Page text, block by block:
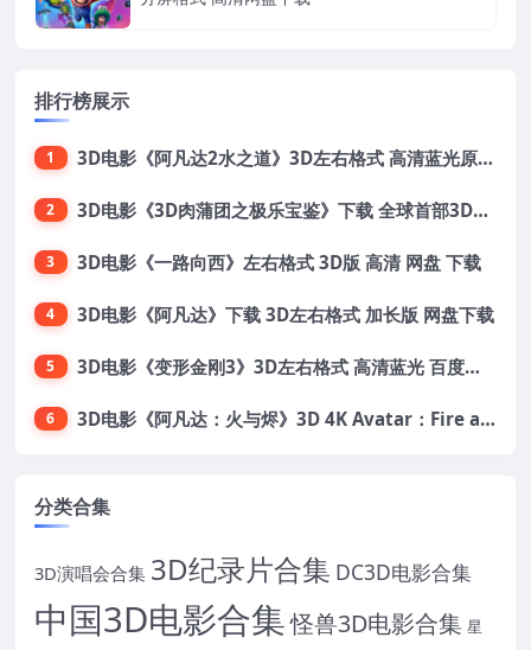
排行榜展示
1 3D电影《阿凡达2水之道》3D左右格式 高清蓝光原盘 网盘下载 中文配音 4K3DVR电影
2 3D电影《3D肉蒲团之极乐宝鉴》下载 全球首部3D限制级电影 网盘下载
3 3D电影《一路向西》左右格式 3D版 高清 网盘 下载
4 3D电影《阿凡达》下载 3D左右格式 加长版 网盘下载
5 3D电影《变形金刚3》3D左右格式 高清蓝光 百度网盘+迅雷 下载 出屏国配字幕.国英双语
6 3D电影《阿凡达：火与烬》3D 4K Avatar：Fire and Ash 3D 左右格式 高清4K 电影 下载
分类合集
3D演唱会合集 3D纪录片合集 DC3D电影合集
中国3D电影合集怪兽3D电影合集 星